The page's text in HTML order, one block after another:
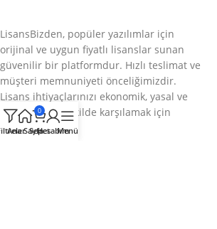
LisansBizden, popüler yazılımlar için
orijinal ve uygun fiyatlı lisanslar sunan
güvenilir bir platformdur. Hızlı teslimat ve
müşteri memnuniyeti önceliğimizdir.
Lisans ihtiyaçlarınızı ekonomik, yasal ve
sorunsuz bir şekilde karşılamak için
buradayız.
Ana Sayfa
0
Sepet
Hesabım
Menü